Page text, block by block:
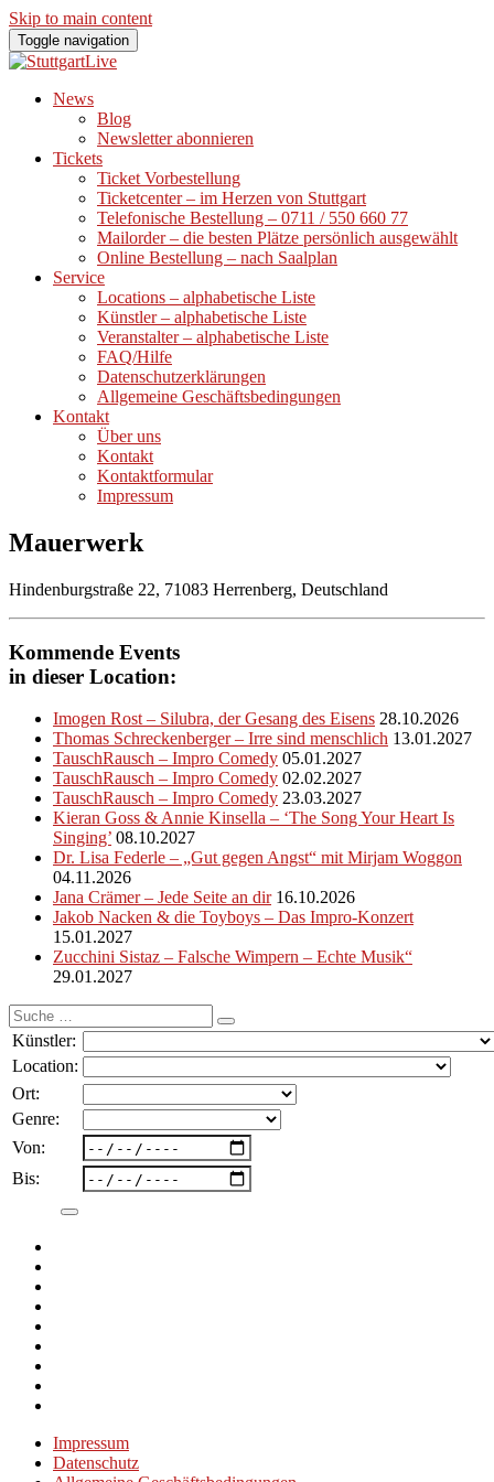
Skip to main content
Toggle navigation
News
Blog
Newsletter abonnieren
Tickets
Ticket Vorbestellung
Ticketcenter – im Herzen von Stuttgart
Telefonische Bestellung – 0711 / 550 660 77
Mailorder – die besten Plätze persönlich ausgewählt
Online Bestellung – nach Saalplan
Service
Locations – alphabetische Liste
Künstler – alphabetische Liste
Veranstalter – alphabetische Liste
FAQ/Hilfe
Datenschutzerklärungen
Allgemeine Geschäftsbedingungen
Kontakt
Über uns
Kontakt
Kontaktformular
Impressum
Mauerwerk
Hindenburgstraße 22, 71083 Herrenberg, Deutschland
Kommende Events
in dieser Location:
Imogen Rost – Silubra, der Gesang des Eisens 28.10.2026
Thomas Schreckenberger – Irre sind menschlich 13.01.2027
TauschRausch – Impro Comedy 05.01.2027
TauschRausch – Impro Comedy 02.02.2027
TauschRausch – Impro Comedy 23.03.2027
Kieran Goss & Annie Kinsella – ‘The Song Your Heart Is
Singing’ 08.10.2027
Dr. Lisa Federle – „Gut gegen Angst“ mit Mirjam Woggon
04.11.2026
Jana Crämer – Jede Seite an dir 16.10.2026
Jakob Nacken & die Toyboys – Das Impro-Konzert
15.01.2027
Zucchini Sistaz – Falsche Wimpern – Echte Musik“
29.01.2027
Suche
nach:
Künstler:
Location:
Ort:
Genre:
Von:
Bis:
Impressum
Datenschutz